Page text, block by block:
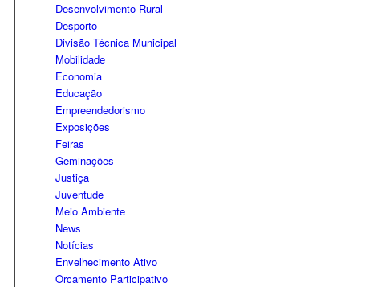
Desenvolvimento Rural
Desporto
Divisão Técnica Municipal
Mobilidade
Economia
Educação
Empreendedorismo
Exposições
Feiras
Geminações
Justiça
Juventude
Meio Ambiente
News
Notícias
Envelhecimento Ativo
Orcamento Participativo